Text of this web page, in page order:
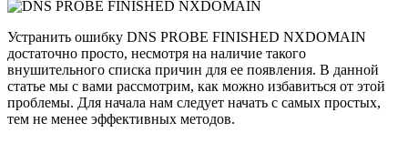
Устранить ошибку DNS PROBE FINISHED NXDOMAIN
достаточно просто, несмотря на наличие такого
внушительного списка причин для ее появления. В данной
статье мы с вами рассмотрим, как можно избавиться от этой
проблемы. Для начала нам следует начать с самых простых,
тем не менее эффективных методов.